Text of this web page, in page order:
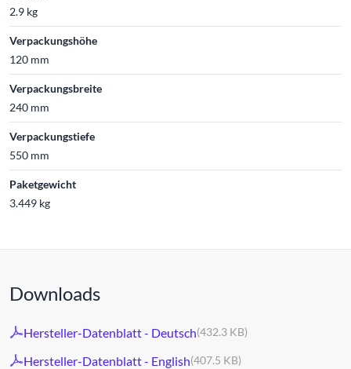
2.9 kg
Verpackungshöhe
120 mm
Verpackungsbreite
240 mm
Verpackungstiefe
550 mm
Paketgewicht
3.449 kg
Downloads
Hersteller-Datenblatt - Deutsch(432.3 KB)
Hersteller-Datenblatt - English(407.5 KB)